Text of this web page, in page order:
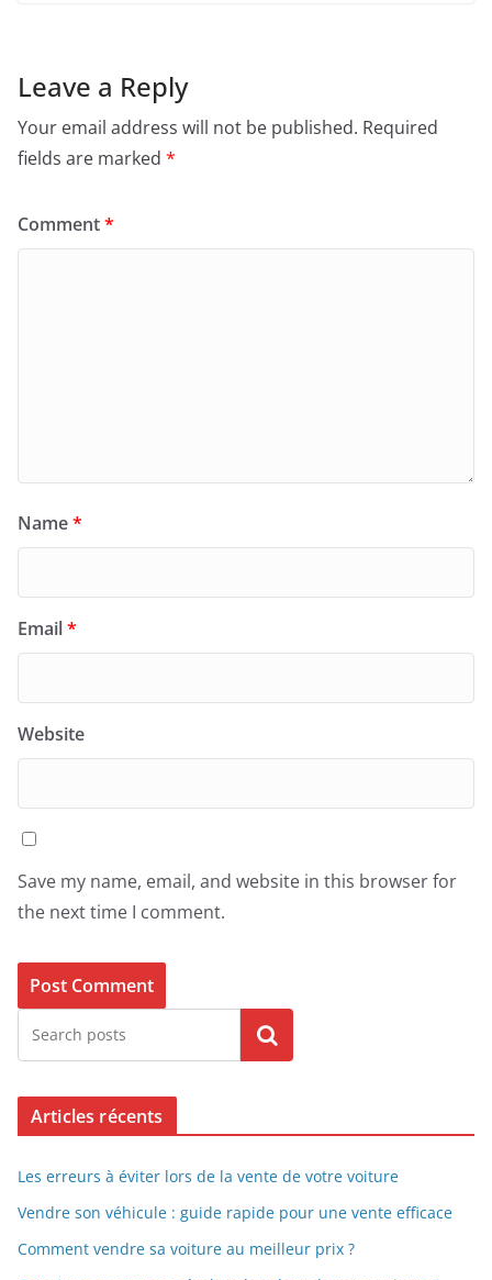
Leave a Reply
Your email address will not be published. Required
fields are marked *
Comment*
Name*
Email*
Website
Save my name, email, and website in this browser for
the next time I comment.
Search
Articles récents
Les erreurs à éviter lors de la vente de votre voiture
Vendre son véhicule : guide rapide pour une vente efficace
Comment vendre sa voiture au meilleur prix ?